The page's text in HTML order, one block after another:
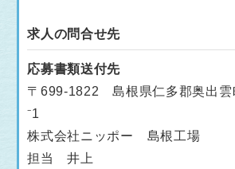
求人の問合せ先
応募書類送付先
〒699-1822 島根県仁多郡奥出雲
⁻1
株式会社ニッポー 島根工場
担当 井上